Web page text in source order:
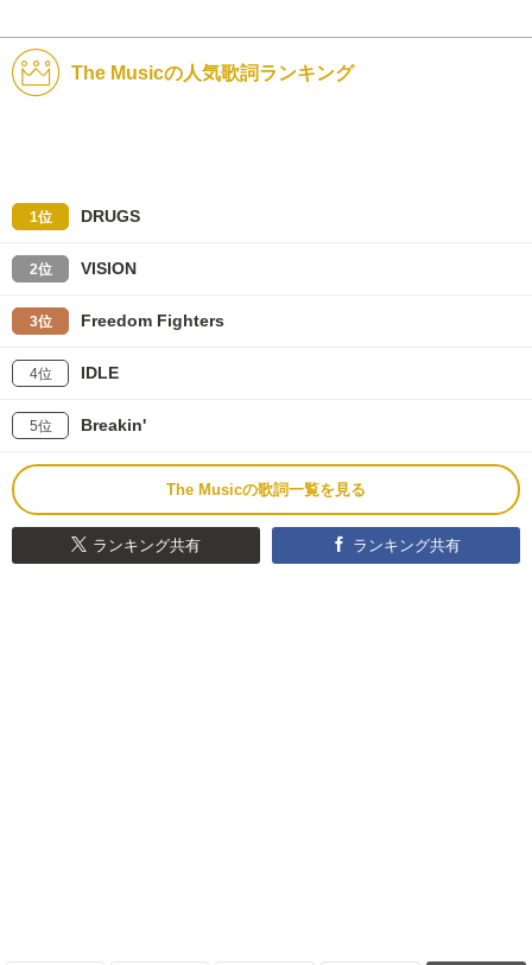
The Musicの人気歌詞ランキング
1位 DRUGS
2位 VISION
3位 Freedom Fighters
4位 IDLE
5位 Breakin'
The Musicの歌詞一覧を見る
ランキング共有 ランキング共有